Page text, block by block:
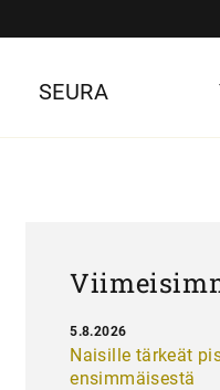
SEURA
Naisille tärkeät
ensimmäisestä
5.8.2026